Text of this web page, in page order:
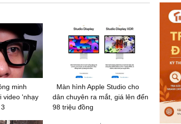
minh
video 'nhạy
Màn hình Apple Studio cho
dân chuyên ra mắt, giá lên đến
98 triệu đồng